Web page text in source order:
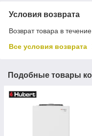
Условия возврата
Возврат товара в
Все условия возврата
Подобные товары